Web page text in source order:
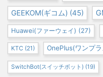
GEEKOM(ギコム) (45)
Huawei(ファーウェイ) (27)
KTC (21) OnePlus(ワンプ
SwitchBot(スイッチボット) (19)